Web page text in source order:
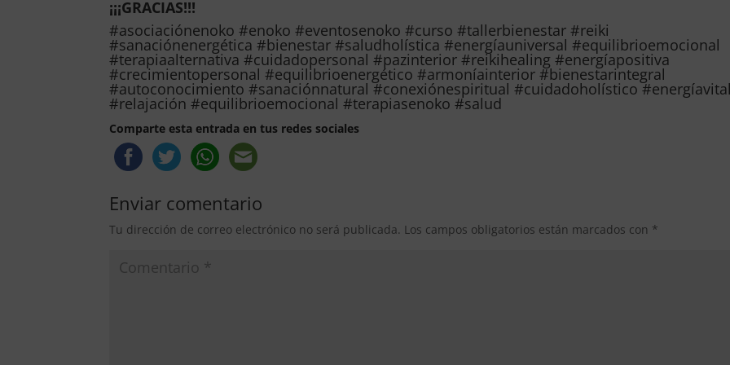
¡¡¡GRACIAS!!!
#asociaciónenoko #enoko #eventosenoko #curso #tallerbienestar #reiki
#sanaciónenergética #bienestar #saludholística #energíauniversal #equilibrioemocional
#terapiaalternativa #cuidadopersonal #pazinterior #reikihealing #energíapositiva
#crecimientopersonal #equilibrioenergético #armoníainterior #bienestarintegral
#autoconocimiento #sanaciónnatural #conexiónespiritual #cuidadoholístico
#relajación #equilibrioemocional #terapiasenoko #salud
Comparte esta entrada en tus redes sociales
Enviar comentario
Tu dirección de correo electrónico no será publicada. Los campos obligatorios están marcados con *